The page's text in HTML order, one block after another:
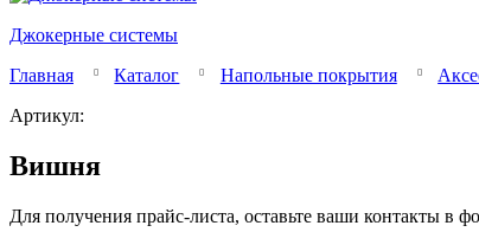
Джокерные системы
Главная
Каталог Напольные покрытия
Артикул:
Вишня
Для получения прайс-листа, оставьте ваши контакты в